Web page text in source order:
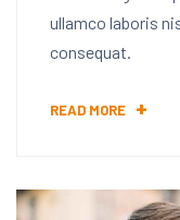
ullamco laboris
consequat.
READ MORE